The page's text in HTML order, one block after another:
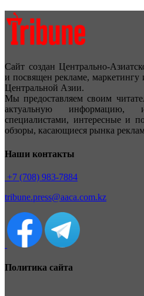
Сайт создан Центрально-
и посвящен рекламе, маркетингу
Центральной Азии.
Мы предоставляем своим
актуальную информацию,
специалистами, интересные и
обзоры, касающиеся рынка
Наши контакты
+7 (708) 983-7884
tribune.press@aaca.com.kz
Политика сайта